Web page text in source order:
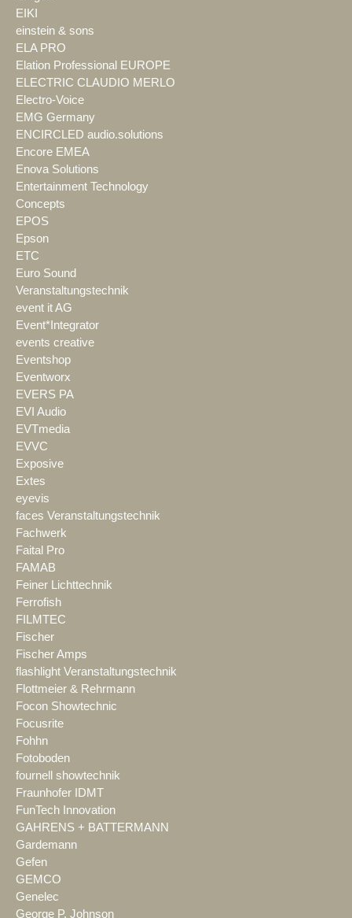
EIKI
einstein & sons
ELA PRO
Elation Professional EUROPE
ELECTRIC CLAUDIO MERLO
Electro-Voice
EMG Germany
ENCIRCLED audio.solutions
Encore EMEA
Enova Solutions
Entertainment Technology
Concepts
EPOS
Epson
ETC
Euro Sound
Veranstaltungstechnik
event it AG
Event*Integrator
events creative
Eventshop
Eventworx
EVERS PA
EVI Audio
EVTmedia
EVVC
Exposive
Extes
eyevis
faces Veranstaltungstechnik
Fachwerk
Faital Pro
FAMAB
Feiner Lichttechnik
Ferrofish
FILMTEC
Fischer
Fischer Amps
flashlight Veranstaltungstechnik
Flottmeier & Rehrmann
Focon Showtechnic
Focusrite
Fohhn
Fotoboden
fournell showtechnik
Fraunhofer IDMT
FunTech Innovation
GAHRENS + BATTERMANN
Gardemann
Gefen
GEMCO
Genelec
George P. Johnson